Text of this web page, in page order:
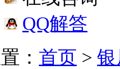
QQ解答
： 首页 >